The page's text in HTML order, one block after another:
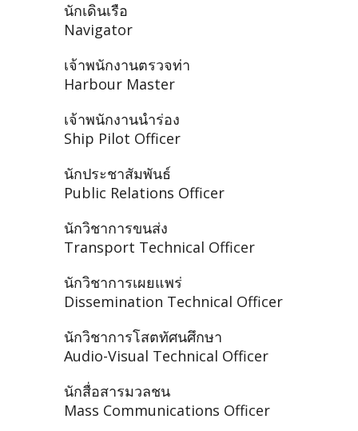
นักเดินเรือ
Navigator
เจ้าพนักงานตรวจท่า
Harbour Master
เจ้าพนักงานนำร่อง
Ship Pilot Officer
นักประชาสัมพันธ์
Public Relations Officer
นักวิชาการขนส่ง
Transport Technical Officer
นักวิชาการเผยแพร่
Dissemination Technical Officer
นักวิชาการโสตทัศนศึกษา
Audio-Visual Technical Officer
นักสื่อสารมวลชน
Mass Communications Officer